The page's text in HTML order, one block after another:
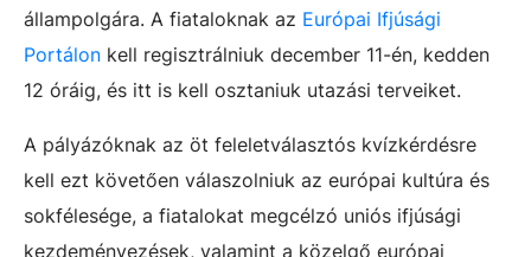
állampolgára. A fiataloknak az Európai Ifjúsági
Portálon kell regisztrálniuk december 11-én, kedden
12 óráig, és itt is kell osztaniuk utazási terveiket.
A pályázóknak az öt feleletválasztós kvízkérdésre
kell ezt követően válaszolniuk az európai kultúra és
sokfélesége, a fiatalokat megcélzó uniós ifjúsági
kezdeményezések, valamint a közelgő európai